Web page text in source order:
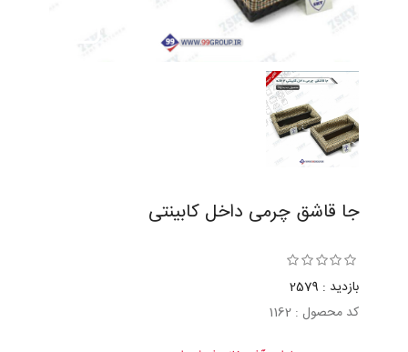
جا قاشق چرمی داخل کابینتی
بازدید : 2579
کد محصول : 1162